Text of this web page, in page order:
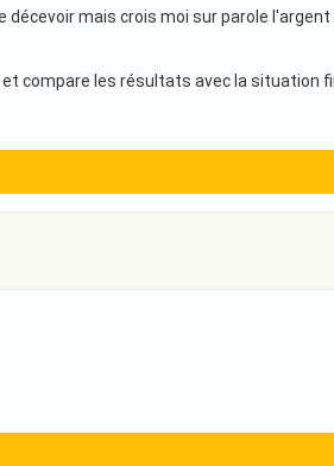
décevoir mais crois moi sur parole
compare les résultats avec la situation